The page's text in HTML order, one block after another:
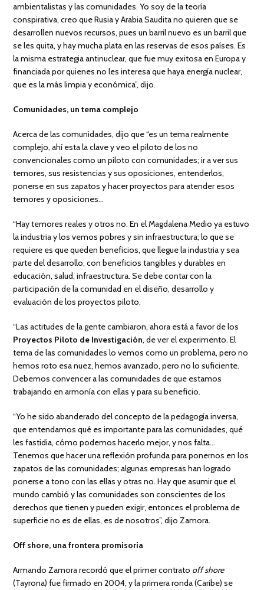
ambientalistas y las comunidades. Yo soy de la teoría
conspirativa, creo que Rusia y Arabia Saudita no quieren que se
desarrollen nuevos recursos, pues un barril nuevo es un barril que
se les quita, y hay mucha plata en las reservas de esos países. Es
la misma estrategia antinuclear, que fue muy exitosa en Europa y
financiada por quienes no les interesa que haya energía nuclear,
que es la más limpia y económica”, dijo.
Comunidades, un tema complejo
Acerca de las comunidades, dijo que “es un tema realmente
complejo, ahí esta la clave y veo el piloto de los no
convencionales como un piloto con comunidades; ir a ver sus
temores, sus resistencias y sus oposiciones, entenderlos,
ponerse en sus zapatos y hacer proyectos para atender esos
temores y oposiciones…
“Hay temores reales y otros no. En el Magdalena Medio ya estuvo
la industria y los vemos pobres y sin infraestructura; lo que se
requiere es que queden beneficios, que llegue la industria y sea
parte del desarrollo, con beneficios tangibles y durables en
educación, salud, infraestructura. Se debe contar con la
participación de la comunidad en el diseño, desarrollo y
evaluación de los proyectos piloto.
“Las actitudes de la gente cambiaron, ahora está a favor de los
Proyectos Piloto de Investigación, de ver el experimento. El
tema de las comunidades lo vemos como un problema, pero no
hemos roto esa nuez, hemos avanzado, pero no lo suficiente.
Debemos convencer a las comunidades de que estamos
trabajando en armonía con ellas y para su beneficio.
“Yo he sido abanderado del concepto de la pedagogía inversa,
que entendamos qué es importante para las comunidades, qué
les fastidia, cómo podemos hacerlo mejor, y nos falta…
Tenemos que hacer una reflexión profunda para ponernos en los
zapatos de las comunidades; algunas empresas han logrado
ponerse a tono con las ellas y otras no. Hay que asumir que el
mundo cambió y las comunidades son conscientes de los
derechos que tienen y pueden exigir, entonces el problema de
superficie no es de ellas, es de nosotros”, dijo Zamora.
Off shore, una frontera promisoria
Armando Zamora recordó que el primer contrato off shore
(Tayrona) fue firmado en 2004, y la primera ronda (Caribe) se